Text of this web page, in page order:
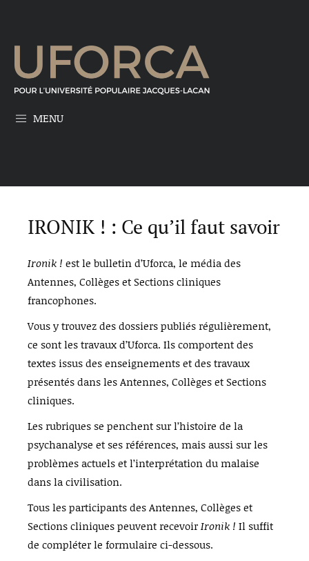
MENU
IRONIK ! : Ce qu’il faut savoir
Ironik ! est le bulletin d’Uforca, le média des
Antennes, Collèges et Sections cliniques
francophones.
Vous y trouvez des dossiers publiés régulièrement,
ce sont les travaux d’Uforca. Ils comportent des
textes issus des enseignements et des travaux
présentés dans les Antennes, Collèges et Sections
cliniques.
Les rubriques se penchent sur l’histoire de la
psychanalyse et ses références, mais aussi sur les
problèmes actuels et l’interprétation du malaise
dans la civilisation.
Tous les participants des Antennes, Collèges et
Sections cliniques peuvent recevoirIronik ! Il suffit
de compléter le formulaire ci-dessous.